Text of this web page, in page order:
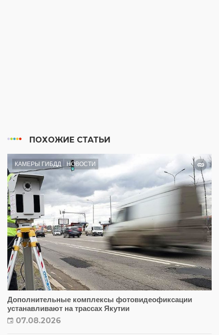
ПОХОЖИЕ СТАТЬИ
КАМЕРЫ ГИБДД НОВОСТИ
Дополнительные комплексы фотовидеофиксации
устанавливают на трассах Якутии
07.08.2026